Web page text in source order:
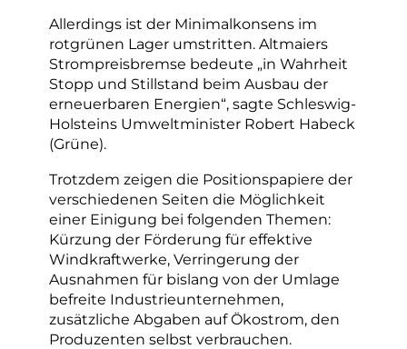
Allerdings ist der Minimalkonsens im
rotgrünen Lager umstritten. Altmaiers
Strompreisbremse bedeute „in Wahrheit
Stopp und Stillstand beim Ausbau der
erneuerbaren Energien“, sagte Schleswig-
Holsteins Umweltminister Robert Habeck
(Grüne).
Trotzdem zeigen die Positionspapiere der
verschiedenen Seiten die Möglichkeit
einer Einigung bei folgenden Themen:
Kürzung der Förderung für effektive
Windkraftwerke, Verringerung der
Ausnahmen für bislang von der Umlage
befreite Industrieunternehmen,
zusätzliche Abgaben auf Ökostrom, den
Produzenten selbst verbrauchen.